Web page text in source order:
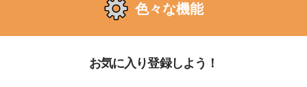
色々な機能
お気に入り登録しよう！